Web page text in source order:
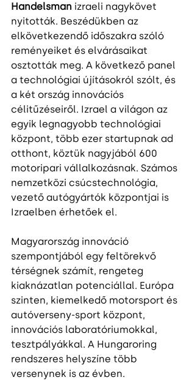
Handelsman izraeli nagykövet
nyitották. Beszédükben az
elkövetkezendő időszakra szóló
reményeiket és elvárásaikat
osztották meg. A következő panel
a technológiai újításokról szólt, és
a két ország innovációs
célitűzéseiről. Izrael a világon az
egyik legnagyobb technológiai
központ, több ezer startupnak ad
otthont, köztük nagyjából 600
motoripari vállalkozásnak. Számos
nemzetközi csúcstechnológia,
vezető autógyártók központjai is
Izraelben érhetőek el.
Magyarország innováció
szempontjából egy feltörekvő
térségnek számít, rengeteg
kiaknázatlan potenciállal. Európa
szinten, kiemelkedő motorsport és
autóverseny-sport központ,
innovációs laboratóriumokkal,
tesztpályákkal. A Hungaroring
rendszeres helyszíne több
versenynek is az évben.